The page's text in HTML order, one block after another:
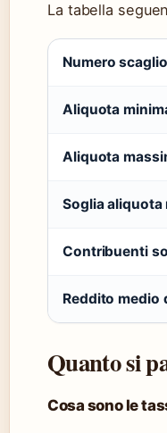
La tabella
Numero
Aliquota
Aliquota
Soglia aliquota
Contribuenti
Reddito medio
Quanto si
Cosa sono le